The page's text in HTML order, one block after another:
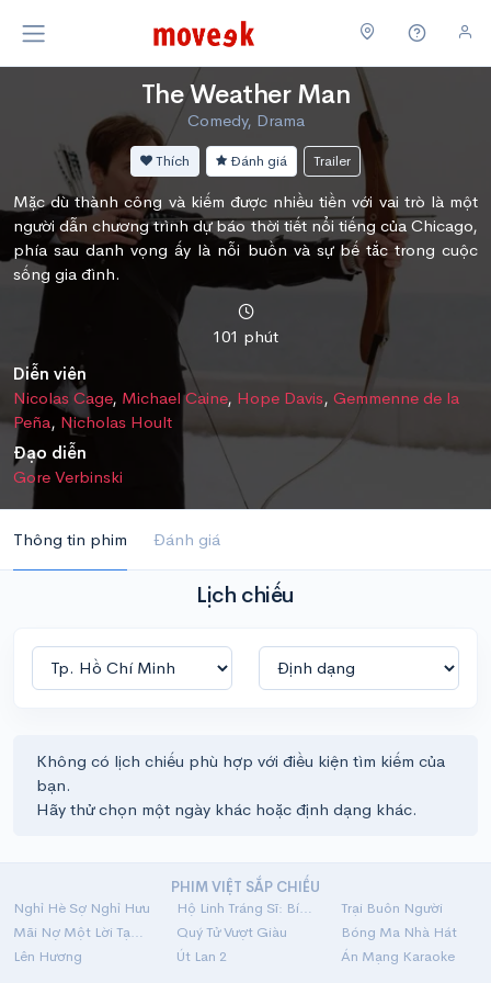
The Weather Man
Comedy, Drama
Thích Đánh giá Trailer
Mặc dù thành công và kiếm được nhiều tiền với vai trò là một
người dẫn chương trình dự báo thời tiết nổi tiếng của Chicago,
phía sau danh vọng ấy là nỗi buồn và sự bế tắc trong cuộc
sống gia đình.
101 phút
Diễn viên
Nicolas Cage, Michael Caine, Hope Davis, Gemmenne de la
Peña, Nicholas Hoult
Đạo diễn
Gore Verbinski
Thông tin phim Đánh giá
Lịch chiếu
Không có lịch chiếu phù hợp với điều kiện tìm kiếm của
bạn.
Hãy thử chọn một ngày khác hoặc định dạng khác.
PHIM VIỆT SẮP CHIẾU
Nghỉ Hè Sợ Nghỉ Hưu
Hộ Linh Tráng Sĩ: Bí Ẩn Mộ Vua Đinh
Trại Buôn Người
Mãi Nợ Một Lời Tạm Biệt
Quý Tử Vượt Giàu
Bóng Ma Nhà Hát
Lên Hương
Út Lan 2 Án Mạng Karaoke